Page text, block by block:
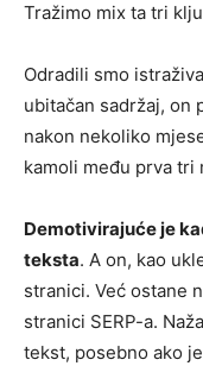
Tražimo mix ta tri
Odradili smo
ubitačan sadržaj, on
nakon nekoliko
kamoli među prva tri
Demotivirajuće je
teksta. A on, kao
stranici. Već ostane
stranici SERP-a.
tekst, posebno ako